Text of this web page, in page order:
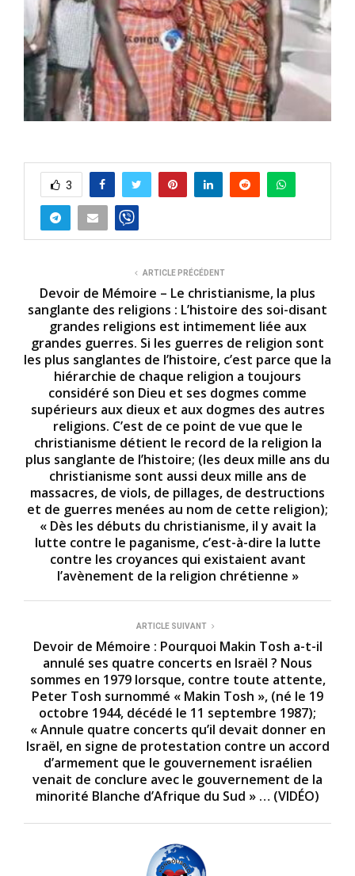
3
ARTICLE PRÉCÉDENT
Devoir de Mémoire – Le christianisme, la plus
sanglante des religions : L’histoire des soi-disant
grandes religions est intimement liée aux
grandes guerres. Si les guerres de religion sont
les plus sanglantes de l’histoire, c’est parce que la
hiérarchie de chaque religion a toujours
considéré son Dieu et ses dogmes comme
supérieurs aux dieux et aux dogmes des autres
religions. C’est de ce point de vue que le
christianisme détient le record de la religion la
plus sanglante de l’histoire; (les deux mille ans du
christianisme sont aussi deux mille ans de
massacres, de viols, de pillages, de destructions
et de guerres menées au nom de cette religion);
« Dès les débuts du christianisme, il y avait la
lutte contre le paganisme, c’est-à-dire la lutte
contre les croyances qui existaient avant
l’avènement de la religion chrétienne »
ARTICLE SUIVANT
Devoir de Mémoire : Pourquoi Makin Tosh a-t-il
annulé ses quatre concerts en Israël ? Nous
sommes en 1979 lorsque, contre toute attente,
Peter Tosh surnommé « Makin Tosh », (né le 19
octobre 1944, décédé le 11 septembre 1987);
« Annule quatre concerts qu’il devait donner en
Israël, en signe de protestation contre un accord
d’armement que le gouvernement israélien
venait de conclure avec le gouvernement de la
minorité Blanche d’Afrique du Sud » … (VIDÉO)